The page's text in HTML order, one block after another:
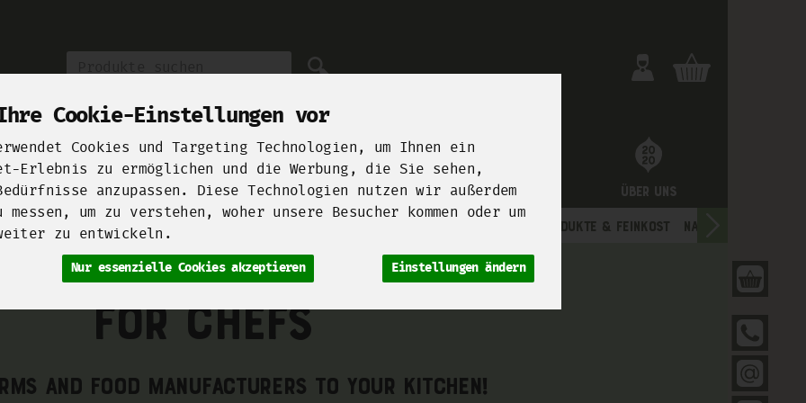
Ihre Cookie-Einstellungen vor
Cookies und Targeting Technologien, um Ihnen ein
Erlebnis zu ermöglichen und die Werbung, die Sie sehen,
anzupassen. Diese Technologien nutzen wir außerdem
messen, um zu verstehen, woher unsere Besucher kommen oder um
zu entwickeln.
Nur essenzielle Cookies akzeptieren Einstellungen ändern
Produkt
Käse & Eier Vegane Welt Trockenprodukte & Feinkost Naturdrogerie
Unsere Höfe Berliner Manufakturen Startups for Future Unsere Boxen Über uns
For Chefs
and food manufacturers to your kitchen!